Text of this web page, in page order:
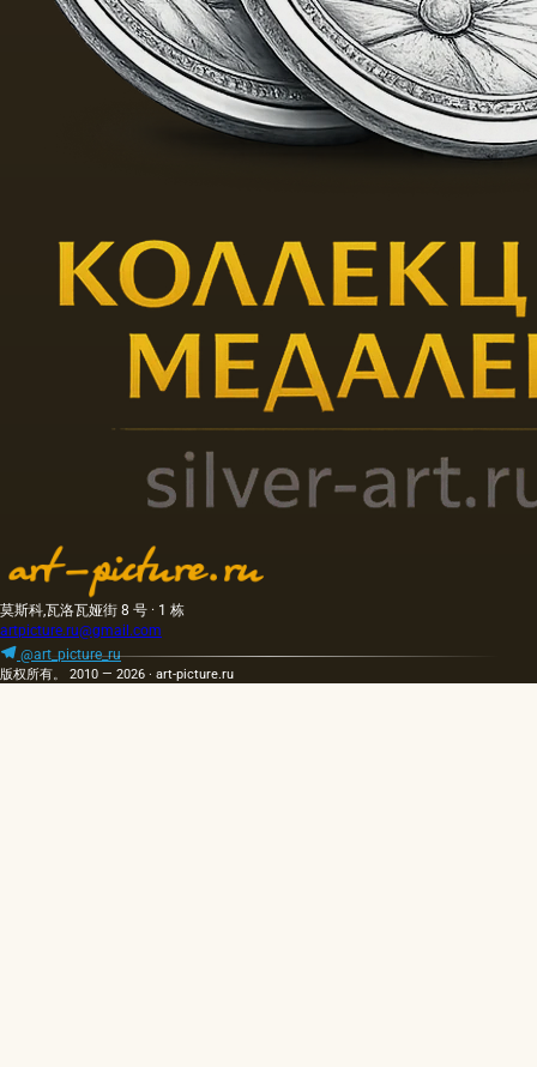
莫斯科,瓦洛瓦娅街 8 号 · 1 栋
artpicture.ru@gmail.com
@art_picture_ru
版权所有。 2010 — 2026 · art-picture.ru